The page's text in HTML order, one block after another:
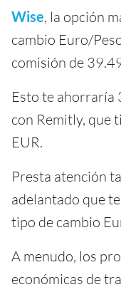
Wise, la opción
cambio Euro/
comisión de
Esto te ahorraría
con Remitly, que
EUR.
Presta atención
adelantado que
tipo de cambio
A menudo, los
económicas de